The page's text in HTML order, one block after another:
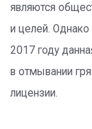
являются
и целей. Однако
2017 году
в отмывании
лицензии.